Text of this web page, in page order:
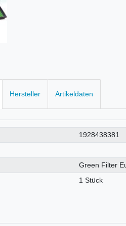
Hersteller Artikeldaten
1928438381
Green Filter
1 Stück